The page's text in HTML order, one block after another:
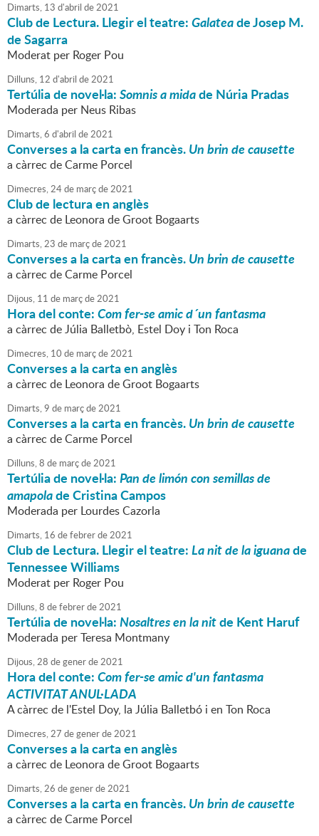
Dimarts, 13 d'abril de2021
Club de Lectura. Llegir el teatre:Galateade Josep M.
de Sagarra
Moderat per Roger Pou
Dilluns, 12 d'abril de2021
Tertúlia de novel·la:Somnis a midade Núria Pradas
Moderada per Neus Ribas
Dimarts,6 d'abril de2021
Converses a la carta en francès.Un brin de causette
a càrrec de Carme Porcel
Dimecres,24de marçde2021
Club de lectura en anglès
a càrrec de Leonora de Groot Bogaarts
Dimarts,23 de marçde2021
Converses a la carta en francès.Un brin de causette
a càrrec de Carme Porcel
Dijous, 11 de marçde2021
Hora del conte:Com fer-se amic d´un fantasma
a càrrec de Júlia Balletbò, Estel Doy i Ton Roca
Dimecres, 10 de marçde2021
Converses a la carta en anglès
a càrrec de Leonora de Groot Bogaarts
Dimarts,9 de marçde2021
Converses a la carta en francès.Un brin de causette
a càrrec de Carme Porcel
Dilluns,8 de marçde2021
Tertúlia de novel·la:Pan de limón con semillas de
amapolade Cristina Campos
Moderada per Lourdes Cazorla
Dimarts, 16 defebrerde2021
Club de Lectura. Llegir el teatre:La nit de la iguanade
Tennessee Williams
Moderat per Roger Pou
Dilluns,8 defebrerde2021
Tertúlia de novel·la:Nosaltres en la nitde Kent Haruf
Moderada per Teresa Montmany
Dijous,28 degenerde2021
Hora del conte:Com fer-se amic d'un fantasma
ACTIVITAT ANUL·LADA
A càrrec de l'Estel Doy, la Júlia Balletbó i en Ton Roca
Dimecres,27 degenerde2021
Converses a la carta en anglès
a càrrec de Leonora de Groot Bogaarts
Dimarts,26 degenerde2021
Converses a la carta en francès.Un brin de causette
a càrrec de Carme Porcel